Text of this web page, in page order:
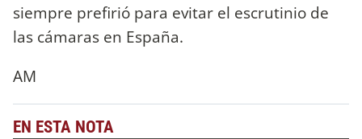
siempre prefirió para evitar el escrutinio de
las cámaras en España.
AM
EN ESTA NOTA